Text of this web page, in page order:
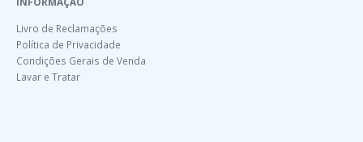
Livro de Reclamações
Política de Privacidade
Condições Gerais de Venda
Lavar e Tratar